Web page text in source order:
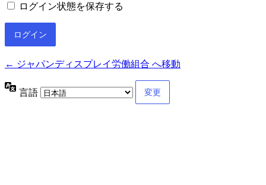
ログイン状態を保存する
← ジャパンディスプレイ労働組合 へ移動
言語